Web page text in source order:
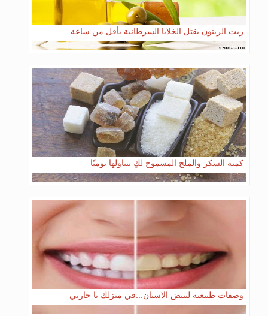
زيت الزيتون يقتل الخلايا السرطانية بأقل من ساعة
كمية السكر والملح المسموح لكِ بتناولها يوميًا
وصفات طبيعية لتبيض الاسنان...في منزلك يا جارتي